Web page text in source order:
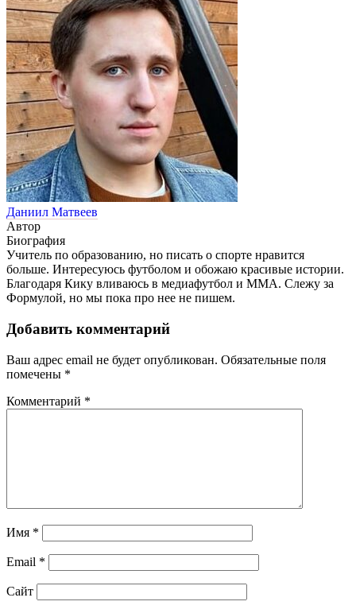
Даниил Матвеев
Автор
Биография
Учитель по образованию, но писать о спорте нравится
больше. Интересуюсь футболом и обожаю красивые истории.
Благодаря Кику вливаюсь в медиафутбол и ММА. Слежу за
Формулой, но мы пока про нее не пишем.
Добавить комментарий
Ваш адрес email не будет опубликован. Обязательные поля
помечены *
Комментарий *
Имя *
Email *
Сайт